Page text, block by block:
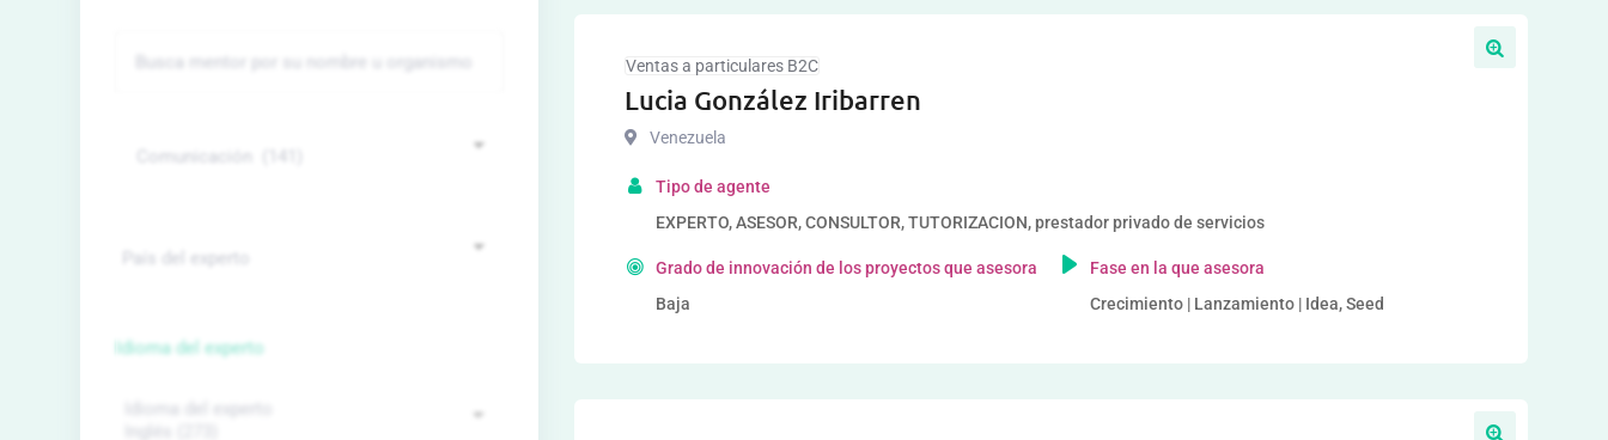
Ventas a particulares B2C
Lucia González Iribarren
Venezuela
Tipo de agente
EXPERTO, ASESOR, CONSULTOR, TUTORIZACION, prestador privado de servicios
Grado de innovación de los proyectos que asesora
Baja
Fase en la que asesora
Crecimiento | Lanzamiento | Idea, Seed
Idioma del experto